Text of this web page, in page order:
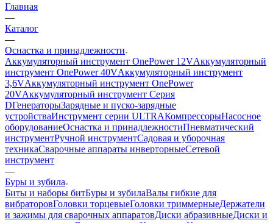
Главная
—
Каталог
—
Оснастка и принадлежности
Аккумуляторный инструмент OnePower 12VАккумуляторный
инструмент OnePower 40VАккумуляторный инструмент
3,6VАккумуляторный инструмент OnePower
20VАккумуляторный инструмент Серия
DГенераторыЗарядные и пуско-зарядные
устройстваИнструмент серии ULTRAКомпрессорыНасосное
оборудованиеОснастка и принадлежностиПневматический
инструментРучной инструментСадовая и уборочная
техникаСварочные аппараты инверторныеСетевой
инструмент
—
Буры и зубила
Биты и наборы битБуры и зубилаВалы гибкие для
вибраторовГоловки торцевыеГоловки триммерныеДержатели
и зажимы для сварочных аппаратовДиски абразивныеДиски и